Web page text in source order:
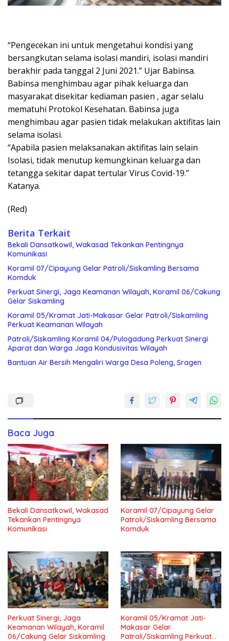
“Pengecekan ini untuk mengetahui kondisi yang
bersangkutan selama isolasi mandiri, isolasi mandiri
berakhir pada tanggal 2 Juni 2021.” Ujar Babinsa.
Babinsa menghimbau agar pihak keluarga dan
masyarakat disekitar kediaman pasien , agar selalu
mematuhi Protokol Kesehatan. Babinsa juga
menghimbau agar pasien tidak melakukan aktifitas lain
selama isolasi.
“Apabila pasien melaksanakan aktifitas lain selain
Isolasi, tidak menutup kemungkinan keluarga dan
tetangga sekitar dapat tertular Virus Covid-19.”
Katanya.
(Red)
Berita Terkait
Bekali Dansatkowil, Wakasad Tekankan Pentingnya
Komunikasi
Koramil 07/Cipayung Gelar Patroli/Siskamling Bersama
Komduk
Perkuat Sinergi, Jaga Keamanan Wilayah, Koramil 06/Cakung
Gelar Siskamling
Koramil 05/Kramat Jati-Makasar Gelar Patroli/Siskamling
Perkuat Keamanan Wilayah
Patroli/Siskamling Koramil 04/Pulogadung Perkuat Sinergi
Aparat dan Warga Jaga Kondusivitas Wilayah
Bantuan Air Bersih Mengaliri Warga Desa Poleng, Sragen
Baca Juga
Bekali Dansatkowil, Wakasad
Tekankan Pentingnya
Komunikasi
Koramil 07/Cipayung Gelar
Patroli/Siskamling Bersama
Komduk
Perkuat Sinergi, Jaga
Keamanan Wilayah, Koramil
06/Cakung Gelar Siskamling
Koramil 05/Kramat Jati-
Makasar Gelar
Patroli/Siskamling Perkuat